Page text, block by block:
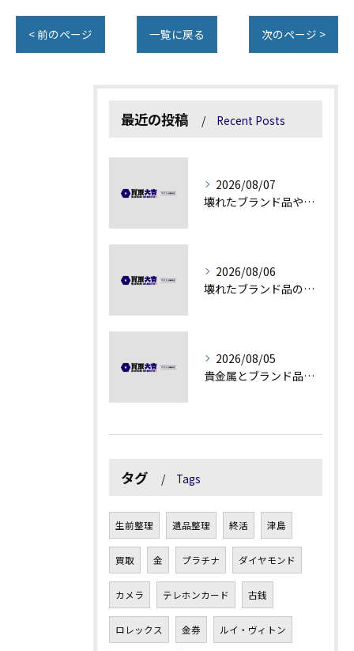
< 前のページ 一覧に戻る 次のページ >
最近の投稿 Recent Posts
2026/08/07
壊れたブランド品や古物の価値を見極める秘訣
2026/08/06
壊れたブランド品の価値を見極める技術とは
2026/08/05
貴金属とブランド品の価値変動を見極める方法
タグ Tags
生前整理 遺品整理 終活 津島
買取 金 プラチナ ダイヤモンド
カメラ テレホンカード 古銭
ロレックス 金券 ルイ・ヴィトン